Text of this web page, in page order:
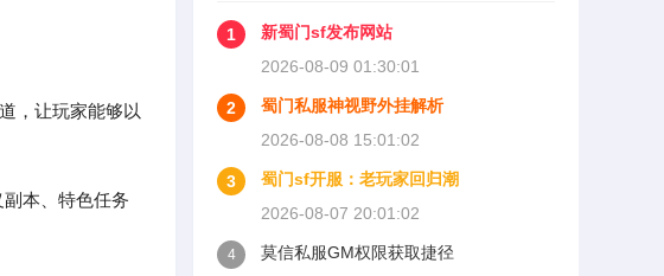
，让玩家能够以
本、特色任务
1
新蜀门sf发布网站
2026-08-09 01:30:01
2
蜀门私服神视野外挂解析
2026-08-08 15:01:02
3
蜀门sf开服：老玩家回归潮
2026-08-07 20:01:02
4
莫信私服GM权限获取捷径